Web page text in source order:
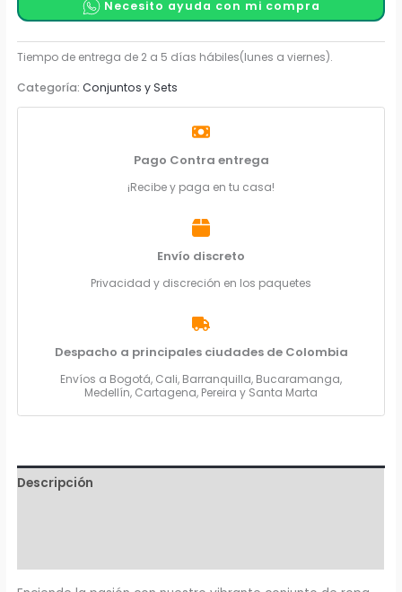
interior
hot
Necesito ayuda con mi compra
Categoría:Conjuntos y Sets
Pago Contra entrega
¡Recibe y paga en tu casa!
Envío discreto
Privacidad y discreción en los paquetes
Despacho a principales ciudades de Colombia
Envíos a Bogotá, Cali, Barranquilla, Bucaramanga,
Medellín, Cartagena, Pereira y Santa Marta
Descripción